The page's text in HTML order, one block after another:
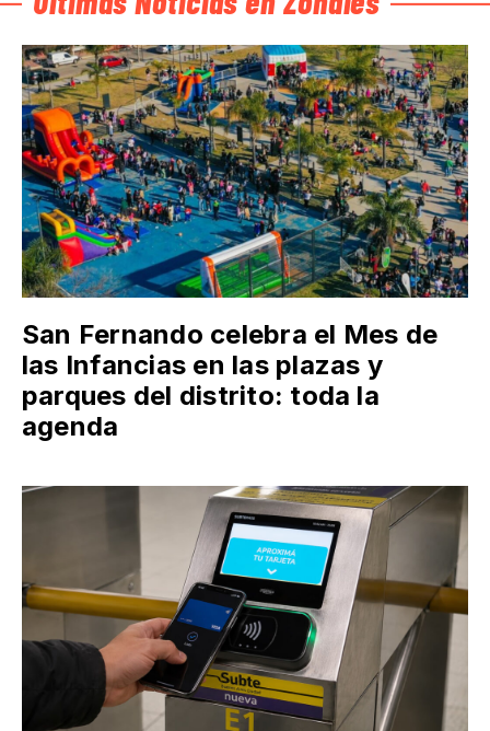
San Fernando celebra el Mes de
las Infancias en las plazas y
parques del distrito: toda la
agenda